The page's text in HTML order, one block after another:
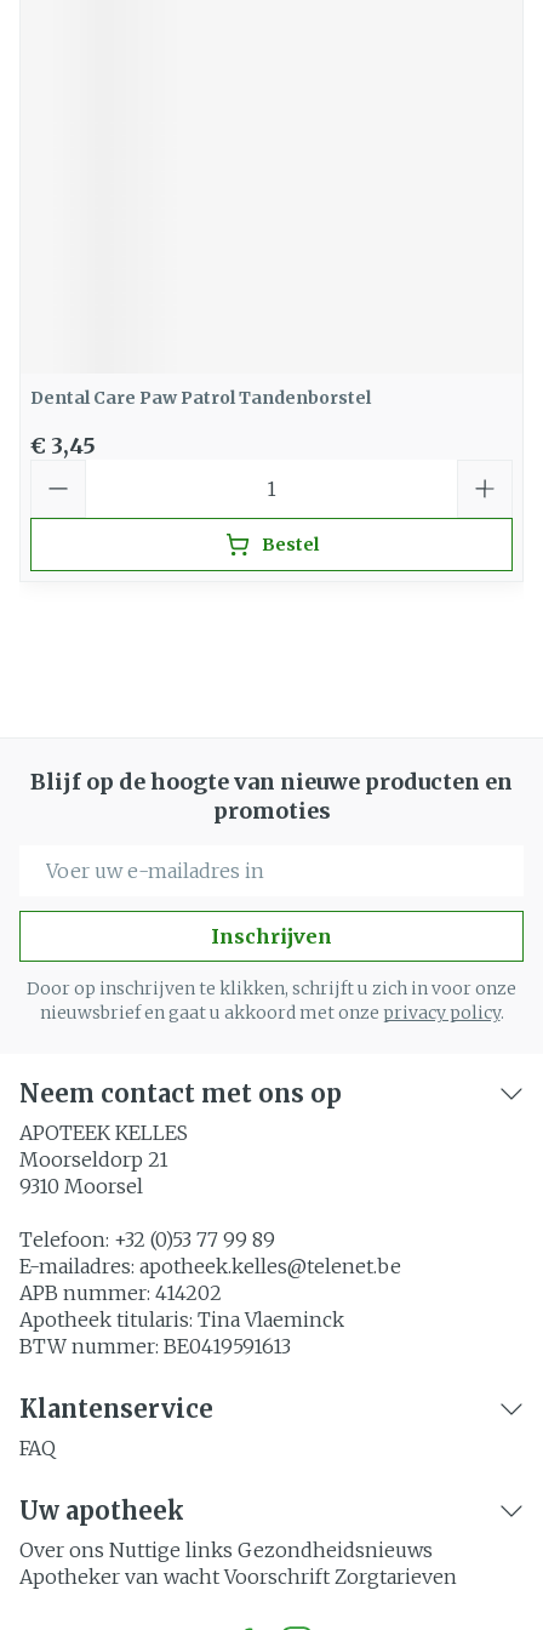
Dental Care Paw Patrol Tandenborstel
€ 3,45
Bestel
Blijf op de hoogte van nieuwe producten en
promoties
Inschrijven
Door op inschrijven te klikken, schrijft u zich in voor onze
nieuwsbrief en gaat u akkoord met onze privacy policy.
Neem contact met ons op
APOTEEK KELLES
Moorseldorp 21
9310 Moorsel
Telefoon: +32 (0)53 77 99 89
E-mailadres: apotheek.kelles@telenet.be
APB nummer: 414202
Apotheek titularis: Tina Vlaeminck
BTW nummer: BE0419591613
Klantenservice
FAQ
Uw apotheek
Over ons Nuttige links Gezondheidsnieuws
Apotheker van wacht Voorschrift Zorgtarieven